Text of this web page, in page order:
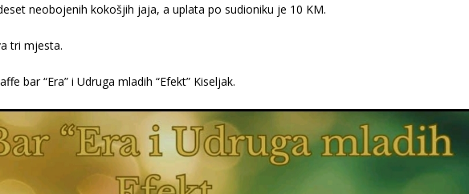
neobojenih kokošjih jaja, a uplata po sudioniku je 10 KM.
tri mjesta.
bar “Era” i Udruga mladih “Efekt” Kiseljak.